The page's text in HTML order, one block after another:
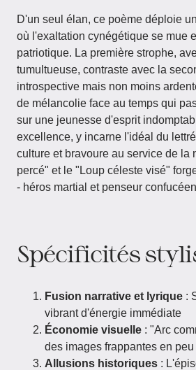
D'un seul élan, ce poème déploie
où l'exaltation cynégétique se mue
patriotique. La première strophe,
tumultueuse, contraste avec la
introspective mais non moins
de mélancolie face au temps qui
sur une jeunesse d'esprit
excellence, y incarne l'idéal du
culture et bravoure au service de la
percé" et le "Loup céleste visé"
- héros martial et penseur
Spécificités
Fusion narrative et lyrique :
vibrant d'énergie immédiate
Économie visuelle : "Arc
des images frappantes en
Allusions historiques :